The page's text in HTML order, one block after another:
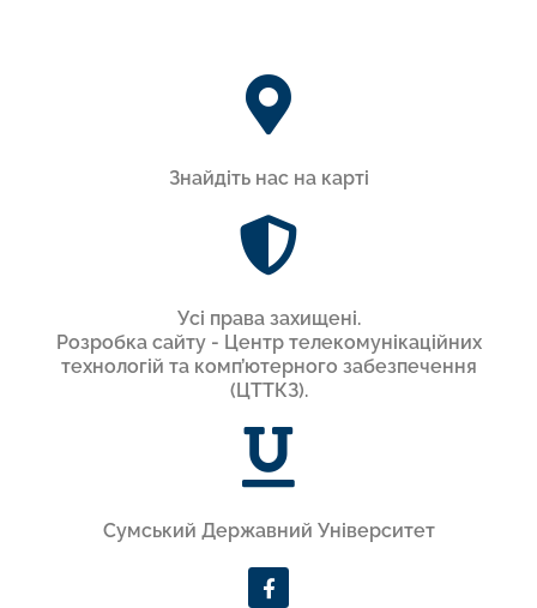
Знайдіть нас на карті
Усi права захищенi.
Розробка сайту - Центр телекомунікаційних
технологій та комп’ютерного забезпечення
(ЦТТКЗ).
Сумський Державний Університет